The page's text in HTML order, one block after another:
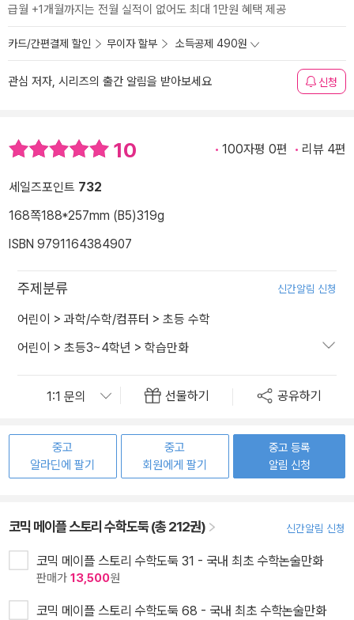
급월 +1개월까지는 전월 실적이 없어도 최대 1만원 혜택 제공
카드/간편결제 할인 무이자 할부 소득공제 490원
관심 저자, 시리즈의 출간 알림을 받아보세요 신청
10 100자평 0편 리뷰 4편
세일즈포인트 732
168쪽188*257mm (B5)319g
ISBN 9791164384907
주제분류 신간알림 신청
어린이 > 과학/수학/컴퓨터 > 초등 수학
어린이 > 초등3~4학년 > 학습만화
선물하기 공유하기
중고
알라딘에 팔기
중고
회원에게 팔기
중고 등록
알림 신청
코믹 메이플 스토리 수학도둑 (총 212권) 신간알림 신청
코믹 메이플 스토리 수학도둑 31 - 국내 최초 수학논술만화
판매가 13,500원
코믹 메이플 스토리 수학도둑 68 - 국내 최초 수학논술만화